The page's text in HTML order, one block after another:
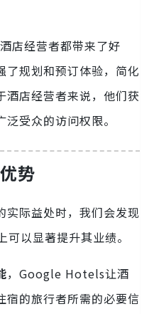
店经营者都带来了好
了规划和预订体验，简化
酒店经营者来说，他们获
受众的访问权限。
势
实际益处时，我们会发现
以显著提升其业绩。
，Google Hotels让酒
宿的旅行者所需的必要信